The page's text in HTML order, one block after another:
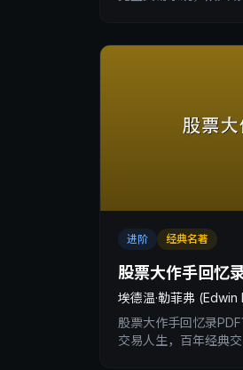
进阶 经典名著
股票大作手回忆
埃德温·勒菲弗
股票大作手回忆录
交易人生，百年经典